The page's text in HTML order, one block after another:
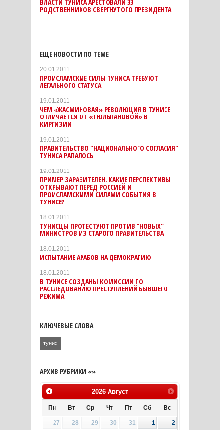
ВЛАСТИ ТУНИСА АРЕСТОВАЛИ 33
РОДСТВЕННИКОВ СВЕРГНУТОГО ПРЕЗИДЕНТА
ЕЩЕ НОВОСТИ ПО ТЕМЕ
20.01.2011
ПРОИСЛАМСКИЕ СИЛЫ ТУНИСА ТРЕБУЮТ
ЛЕГАЛЬНОГО СТАТУСА
19.01.2011
ЧЕМ «ЖАСМИНОВАЯ» РЕВОЛЮЦИЯ В ТУНИСЕ
ОТЛИЧАЕТСЯ ОТ «ТЮЛЬПАНОВОЙ» В
КИРГИЗИИ
19.01.2011
ПРАВИТЕЛЬСТВО "НАЦИОНАЛЬНОГО СОГЛАСИЯ"
ТУНИСА РАПАЛОСЬ
19.01.2011
ПРИМЕР ЗАРАЗИТЕЛЕН. КАКИЕ ПЕРСПЕКТИВЫ
ОТКРЫВАЮТ ПЕРЕД РОССИЕЙ И
ПРОИСЛАМСКИМИ СИЛАМИ СОБЫТИЯ В
ТУНИСЕ?
18.01.2011
ТУНИСЦЫ ПРОТЕСТУЮТ ПРОТИВ "НОВЫХ"
МИНИСТРОВ ИЗ СТАРОГО ПРАВИТЕЛЬСТВА
18.01.2011
ИСПЫТАНИЕ АРАБОВ НА ДЕМОКРАТИЮ
18.01.2011
В ТУНИСЕ СОЗДАНЫ КОМИССИИ ПО
РАССЛЕДОВАНИЮ ПРЕСТУПЛЕНИЙ БЫВШЕГО
РЕЖИМА
КЛЮЧЕВЫЕ СЛОВА
тунис
АРХИВ РУБРИКИ «»
2026 Август
Пн Вт Ср Чт Пт Сб Вс
27 28 29 30 31 1
2